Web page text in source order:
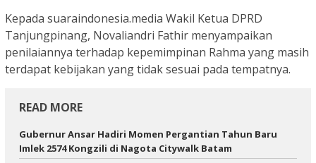
Kepada suaraindonesia.media Wakil Ketua DPRD
Tanjungpinang, Novaliandri Fathir menyampaikan
penilaiannya terhadap kepemimpinan Rahma yang masih
terdapat kebijakan yang tidak sesuai pada tempatnya.
READ MORE
Gubernur Ansar Hadiri Momen Pergantian Tahun Baru
Imlek 2574 Kongzili di Nagota Citywalk Batam